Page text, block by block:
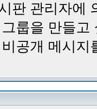
판 관리자에
룹을 만들
공개 메시지